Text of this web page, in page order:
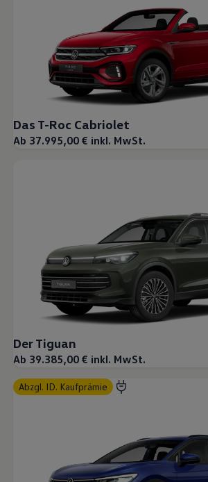
Das T-Roc Cabriolet
Ab 37.995,00 € inkl. MwSt.
Der Tiguan
Ab 39.385,00 € inkl. MwSt.
abzgl. ID. Kaufprämie